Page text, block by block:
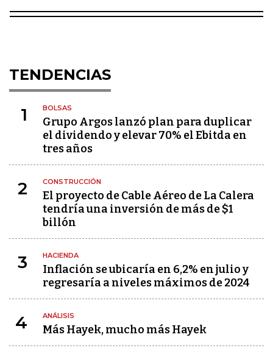
TENDENCIAS
1 BOLSAS
Grupo Argos lanzó plan para duplicar
el dividendo y elevar 70% el Ebitda en
tres años
2 CONSTRUCCIÓN
El proyecto de Cable Aéreo de La Calera
tendría una inversión de más de $1
billón
3 HACIENDA
Inflación se ubicaría en 6,2% en julio y
regresaría a niveles máximos de 2024
4 ANÁLISIS
Más Hayek, mucho más Hayek